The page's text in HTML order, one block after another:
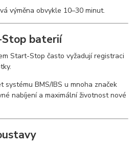
výměna obvykle 10–30 minut.
baterií
Start-Stop často vyžadují registraci
systému BMS/IBS u mnoha značek
nabíjení a maximální životnost nové